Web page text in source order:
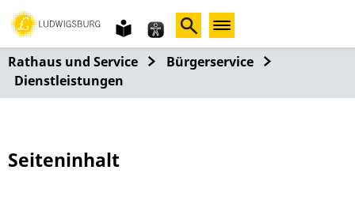
Gebärdensprache
leichte
Sprache
Rathaus und Service
Bürgerservice
Dienstleistungen
Seiteninhalt